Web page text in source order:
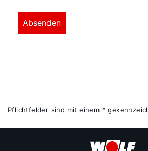
Pflichtfelder sind mit einem *